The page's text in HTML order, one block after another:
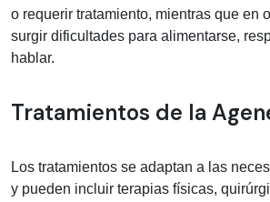
o requerir tratamiento, mientras que en
surgir dificultades para alimentarse,
hablar.
Tratamientos de la
Los tratamientos se adaptan a las
y pueden incluir terapias físicas,